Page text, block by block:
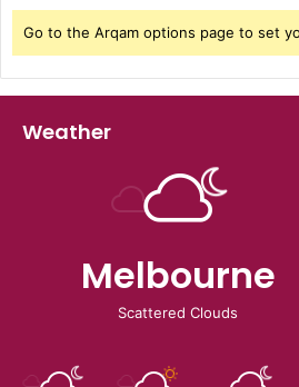
Go to the Arqam options page to set
Weather
Melbourne
Scattered Clouds